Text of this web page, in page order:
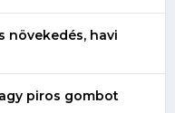
növekedés, havi
piros gombot